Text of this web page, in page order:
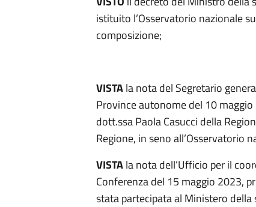
istituito l’Osservatorio nazionale
composizione;
VISTAla nota del Segretario
Province autonome del 10
dott.ssa Paola Casucci della
Regione, in seno all’Osservatorio
VISTAla nota dell’Ufficio per il
Conferenza del 15 maggio 2023,
stata partecipata al Ministero della